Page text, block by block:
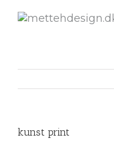
kunst print